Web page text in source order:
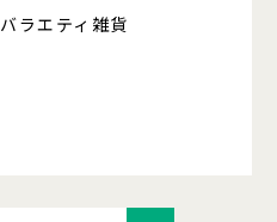
バラエティ雑貨